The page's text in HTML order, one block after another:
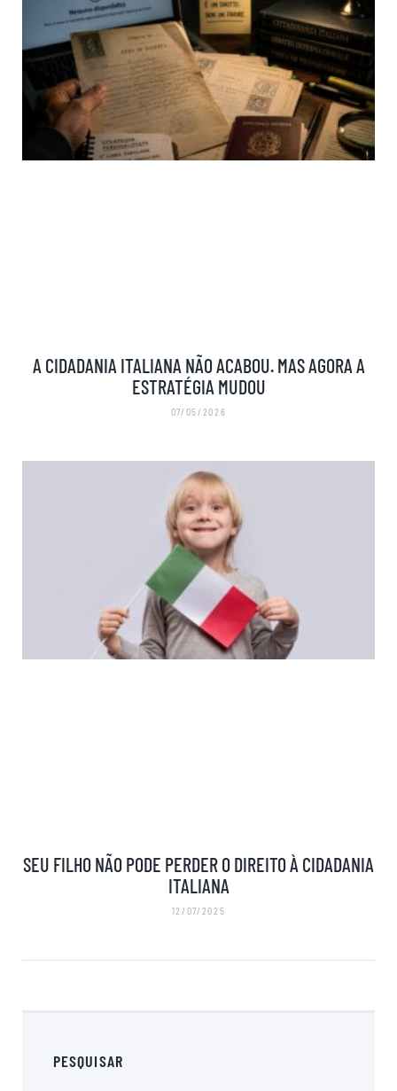
A CIDADANIA ITALIANA NÃO ACABOU. MAS AGORA A
ESTRATÉGIA MUDOU
07/05/2026
SEU FILHO NÃO PODE PERDER O DIREITO À CIDADANIA
ITALIANA
12/07/2025
PESQUISAR